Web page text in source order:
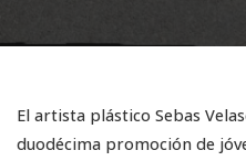
El artista plástico Sebas
duodécima promoción de